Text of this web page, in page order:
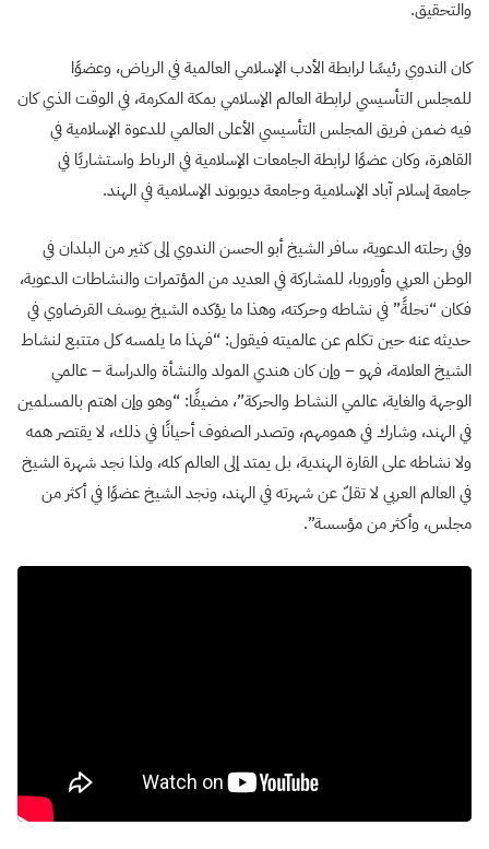
والتحقيق.
كان الندوي رئيسًا لرابطة الأدب الإسلامي العالمية في الرياض، وعضوًا
للمجلس التأسيسي لرابطة العالم الإسلامي بمكة المكرمة، في الوقت الذي كان
فيه ضمن فريق المجلس التأسيسي الأعلى العالمي للدعوة الإسلامية في
القاهرة، وكان عضوًا لرابطة الجامعات الإسلامية في الرباط واستشاريًا في
جامعة إسلام آباد الإسلامية وجامعة ديوبوند الإسلامية في الهند.
وفي رحلته الدعوية، سافر الشيخ أبو الحسن الندوي إلى كثير من البلدان في
الوطن العربي وأوروبا، للمشاركة في العديد من المؤتمرات والنشاطات الدعوية،
فكان “نحلةً” في نشاطه وحركته، وهذا ما يؤكده الشيخ يوسف القرضاوي في
حديثه عنه حين تكلم عن عالميته فيقول: “فهذا ما يلمسه كل متتبع لنشاط
الشيخ العلامة، فهو – وإن كان هندي المولد والنشأة والدراسة – عالمي
الوجهة والغاية، عالمي النشاط والحركة”، مضيفًا: “وهو وإن اهتم بالمسلمين
في الهند، وشارك في همومهم، وتصدر الصفوف أحيانًا في ذلك، لا يقتصر همه
ولا نشاطه على القارة الهندية، بل يمتد إلى العالم كله، ولذا نجد شهرة الشيخ
في العالم العربي لا تقلّ عن شهرته في الهند، ونجد الشيخ عضوًا في أكثر من
مجلس، وأكثر من مؤسسة”.